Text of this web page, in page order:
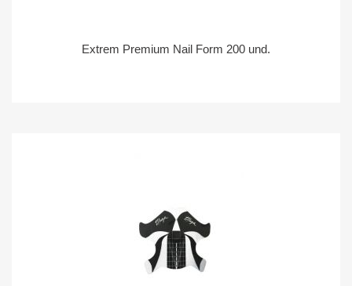
Extrem Premium Nail Form 200 und.